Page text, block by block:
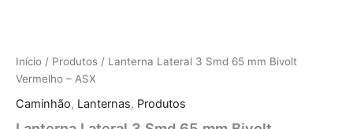
Início / Produtos / Lanterna Lateral 3 Smd 65 mm Bivolt
Vermelho – ASX
Caminhão, Lanternas, Produtos